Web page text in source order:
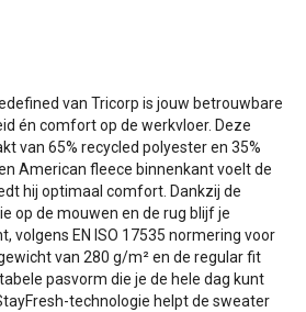
van Tricorp is jouw betrouwbare
én comfort op de werkvloer. Deze
van 65% recycled polyester en 35%
American fleece binnenkant voelt de
hij optimaal comfort. Dankzij de
op de mouwen en de rug blijf je
volgens EN ISO 17535 normering voor
van 280 g/m² en de regular fit
pasvorm die je de hele dag kunt
technologie helpt de sweater